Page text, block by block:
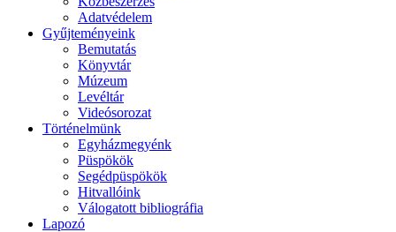
Adatvédelem
Gyűjteményeink
Bemutatás
Könyvtár
Múzeum
Levéltár
Videósorozat
Történelmünk
Egyházmegyénk
Püspökök
Segédpüspökök
Hitvallóink
Válogatott bibliográfia
Lapozó